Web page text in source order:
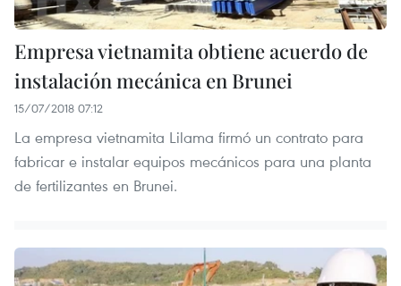
Empresa vietnamita obtiene acuerdo de
instalación mecánica en Brunei
15/07/2018 07:12
La empresa vietnamita Lilama firmó un contrato para
fabricar e instalar equipos mecánicos para una planta
de fertilizantes en Brunei.